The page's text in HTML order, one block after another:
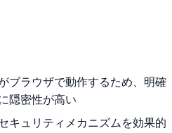
ブラウザで動作するため、明確
隠密性が高い
キュリティメカニズムを効果的